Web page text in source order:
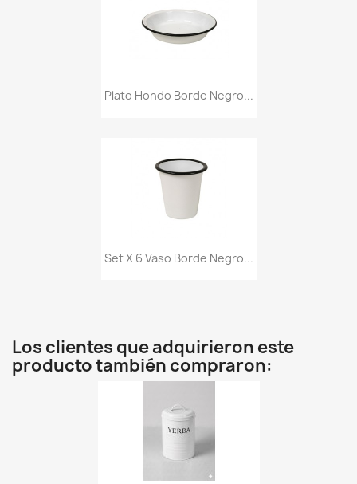
Plato Hondo Borde Negro...
Set X 6 Vaso Borde Negro...
Los clientes que adquirieron este
producto también compraron: